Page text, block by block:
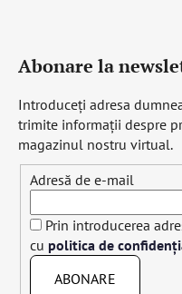
Abonare la
Introduceţi adresa
trimite informaţii despre
magazinul nostru virtual.
Adresă de e-mail
Prin introducerea
cu politica de
ABONARE